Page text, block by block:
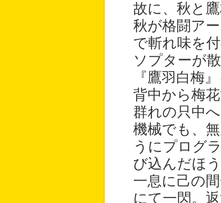
故に、秋と
秋が格闘ア
で斬れ味を
ソプターが
『鷹羽白梅
背中から梅
群れの只中
機械でも、
うにプログ
び込んだほ
一息に己の
にて一閃。